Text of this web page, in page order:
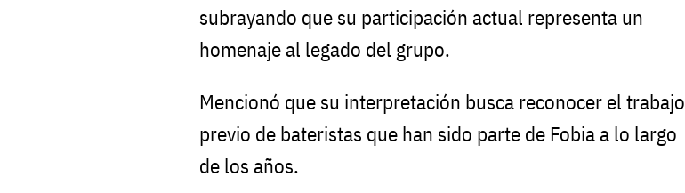
subrayando que su participación actual representa un
homenaje al legado del grupo.
Mencionó que su interpretación busca reconocer el trabajo
previo de bateristas que han sido parte de Fobia a lo largo
de los años.